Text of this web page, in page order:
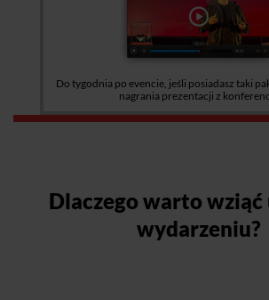
Do tygodnia po evencie, jeśli posiadasz taki
nagrania prezentacji z
Dlaczego warto wziąć
wydarzeniu?